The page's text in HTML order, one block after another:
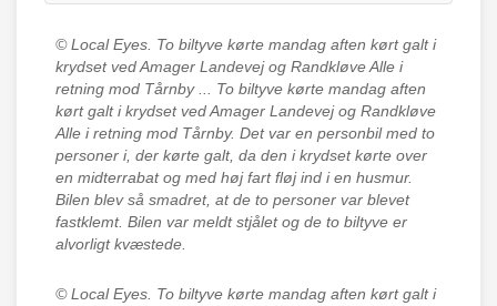
© Local Eyes. To biltyve kørte mandag aften kørt galt i
krydset ved Amager Landevej og Randkløve Alle i
retning mod Tårnby ... To biltyve kørte mandag aften
kørt galt i krydset ved Amager Landevej og Randkløve
Alle i retning mod Tårnby. Det var en personbil med to
personer i, der kørte galt, da den i krydset kørte over
en midterrabat og med høj fart fløj ind i en husmur.
Bilen blev så smadret, at de to personer var blevet
fastklemt. Bilen var meldt stjålet og de to biltyve er
alvorligt kvæstede.
© Local Eyes. To biltyve kørte mandag aften kørt galt i